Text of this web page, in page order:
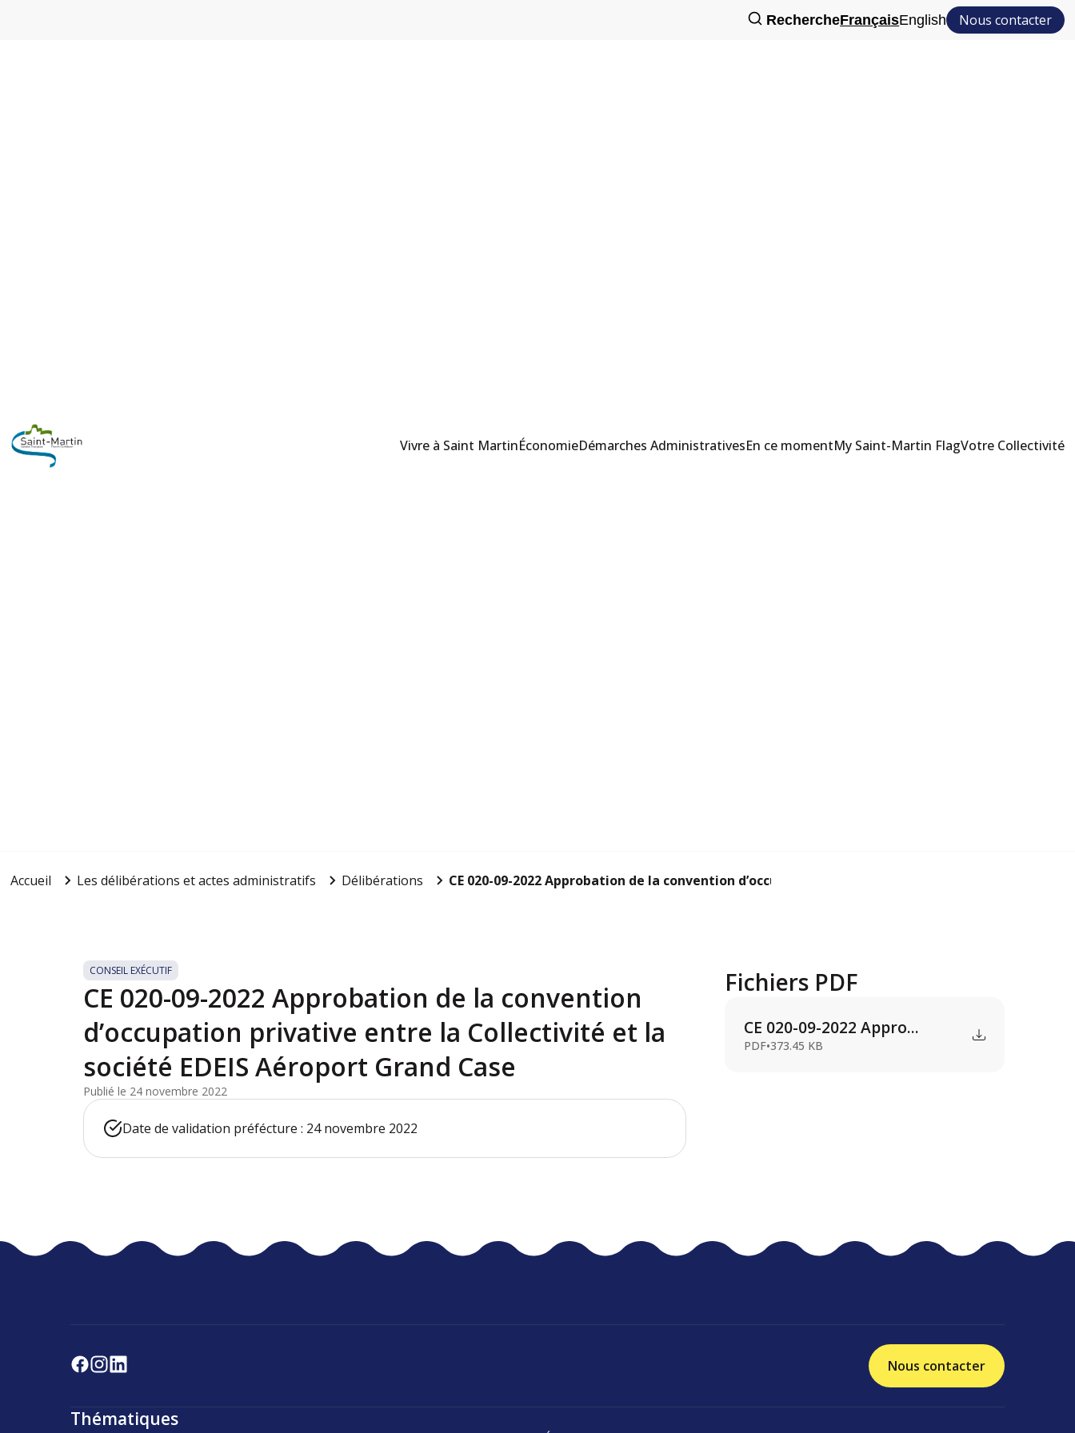
RechercheFrançaisEnglish Nous contacter
Vivre à Saint MartinÉconomieDémarches AdministrativesEn ce momentMy Saint-Martin FlagVotre Collectivité
Accueil Les délibérations et actes administratifs Délibérations CE 020-09-2022 Approbation de la convention d’occupation pri...
CONSEIL EXÉCUTIF
CE 020-09-2022 Approbation de la convention
d’occupation privative entre la Collectivité et la
société EDEIS Aéroport Grand Case
Publié le 24 novembre 2022
Date de validation préfécture : 24 novembre 2022
Fichiers PDF
CE 020-09-2022 Appro...
PDF•373.45 KB
Nous contacter
Thématiques